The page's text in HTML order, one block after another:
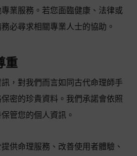
業服務。若您面臨健康、法律或
必尋求相關專業人士的協助。
重
，對我們而言如同古代命理師手
密的珍貴資料。我們承諾會依照
管您的個人資訊。
供命理服務、改善使用者體驗、